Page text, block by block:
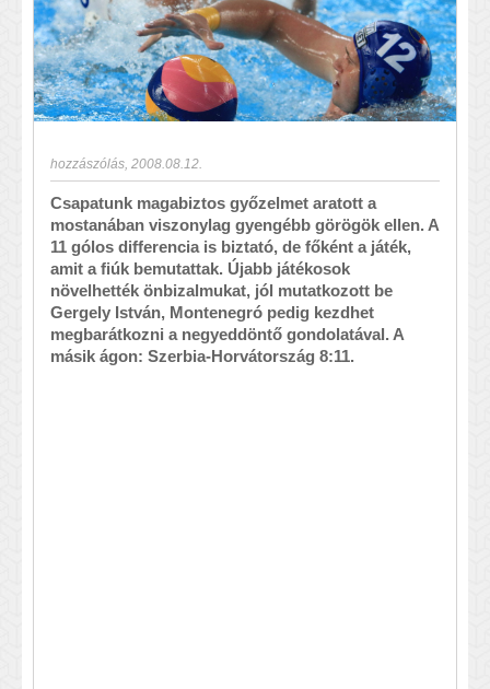
hozzászólás 2008.08.12.
Csapatunk magabiztos győzelmet aratott a
mostanában viszonylag gyengébb görögök ellen. A
11 gólos differencia is biztató, de főként a játék,
amit a fiúk bemutattak. Újabb játékosok
növelhették önbizalmukat, jól mutatkozott be
Gergely István, Montenegró pedig kezdhet
megbarátkozni a negyeddöntő gondolatával. A
másik ágon: Szerbia-Horvátország 8:11.